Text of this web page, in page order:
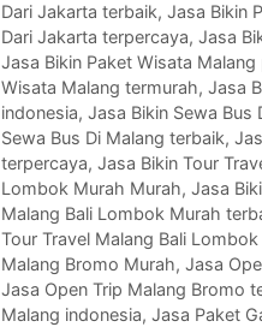
Dari Jakarta terbaik, Jasa Bikin
Dari Jakarta terpercaya, Jasa
Jasa Bikin Paket Wisata
Wisata Malang termurah, Jasa
indonesia, Jasa Bikin Sewa Bus
Sewa Bus Di Malang terbaik,
terpercaya, Jasa Bikin Tour
Lombok Murah Murah, Jasa
Malang Bali Lombok Murah
Tour Travel Malang Bali
Malang Bromo Murah, Jasa
Jasa Open Trip Malang Bromo
Malang indonesia, Jasa Paket